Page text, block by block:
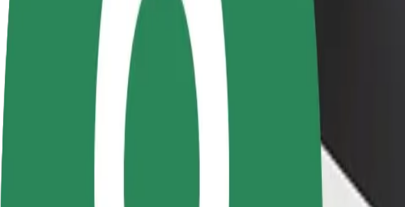
Veelgestelde Vragen
Word een chauffeur
Wordt bezorger
Bezorg eten en krijg elke week
Op zoek naar de beste manier om van Mega Mall naar Bucharest Henri Coanda Airport (OTP) te